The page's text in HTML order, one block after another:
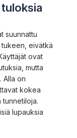
suunnattu
eivätkä
ovat
mutta
Alla on
kokea
lupauksia